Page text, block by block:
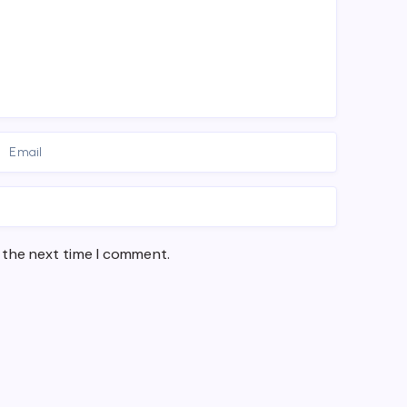
next time I comment.